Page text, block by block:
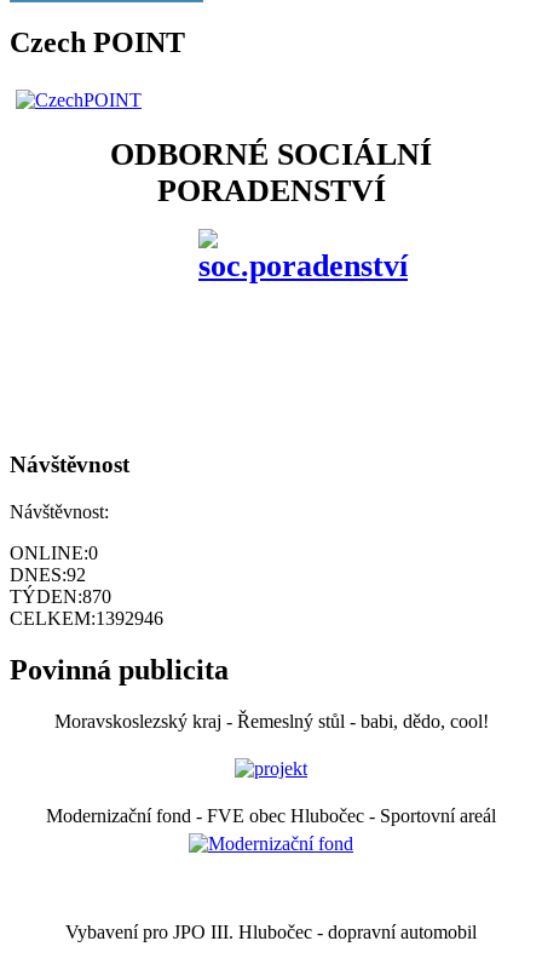
Czech POINT
ODBORNÉ SOCIÁLNÍ
PORADENSTVÍ
Návštěvnost
Návštěvnost:
ONLINE:0
DNES:92
TÝDEN:870
CELKEM:1392946
Povinná publicita
Moravskoslezský kraj - Řemeslný stůl - babi, dědo, cool!
Modernizační fond - FVE obec Hlubočec - Sportovní areál
Vybavení pro JPO III. Hlubočec - dopravní automobil